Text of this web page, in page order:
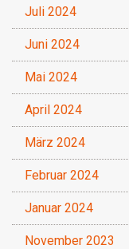
Juli 2024
Juni 2024
Mai 2024
April 2024
März 2024
Februar 2024
Januar 2024
November 2023